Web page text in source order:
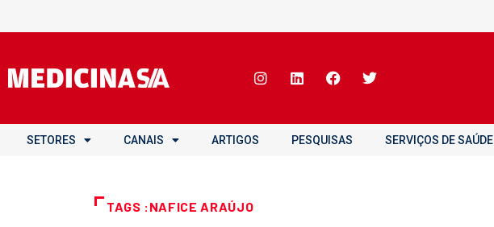
SETORES CANAIS ARTIGOS PESQUISAS SERVIÇOS DE SAÚDE
TAGS :NAFICE ARAÚJO